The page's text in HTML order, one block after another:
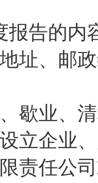
报告的内
址、邮
歇业、
立企业
责任公